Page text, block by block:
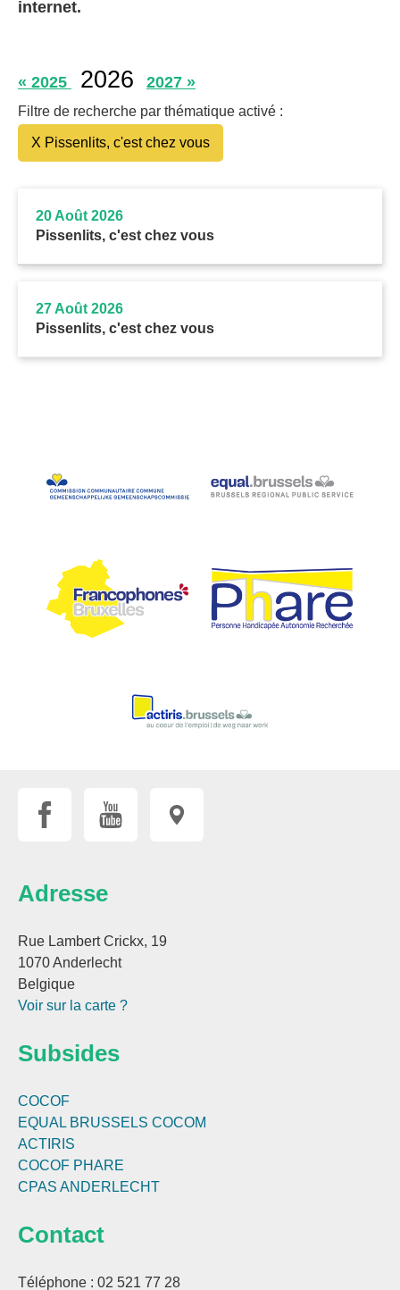
internet.
« 2025 2026 2027 »
Filtre de recherche par thématique activé :
X Pissenlits, c'est chez vous
20 Août 2026
Pissenlits, c'est chez vous
27 Août 2026
Pissenlits, c'est chez vous
Adresse
Rue Lambert Crickx, 19
1070 Anderlecht
Belgique
Voir sur la carte ?
Subsides
COCOF
EQUAL BRUSSELS COCOM
ACTIRIS
COCOF PHARE
CPAS ANDERLECHT
Contact
Téléphone : 02 521 77 28